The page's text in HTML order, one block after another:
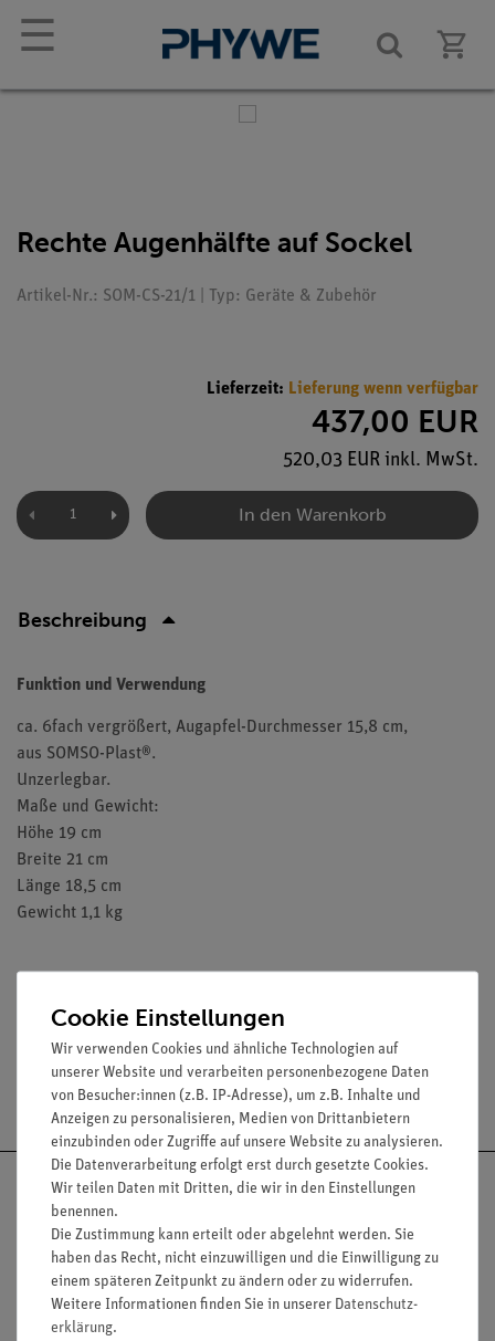
☰
Rechte Augenhälfte auf Sockel
Artikel-Nr.: SOM-CS-21/1 | Typ: Geräte & Zubehör
Lieferzeit: Lieferung wenn verfügbar
437,00 EUR
520,03 EUR inkl. MwSt.
In den Warenkorb
Beschreibung
Funktion und Verwendung
ca. 6fach vergrößert, Augapfel-Durchmesser 15,8 cm,
aus SOMSO-Plast®.
Unzerlegbar.
Maße und Gewicht:
Höhe 19 cm
Breite 21 cm
Länge 18,5 cm
Gewicht 1,1 kg
Versandkostenfrei ab 300,- €
Nach oben
Cookie Einstellungen
Wir verwenden Cookies und ähnliche Technologien auf
unserer Website und verarbeiten personenbezogene Daten
von Besucher:innen (z.B. IP-Adresse), um z.B. Inhalte und
Anzeigen zu personalisieren, Medien von Drittanbietern
einzubinden oder Zugriffe auf unsere Website zu analysieren.
Die Datenverarbeitung erfolgt erst durch gesetzte Cookies.
Wir teilen Daten mit Dritten, die wir in den Einstellungen
benennen.
Die Zustimmung kann erteilt oder abgelehnt werden. Sie
haben das Recht, nicht einzuwilligen und die Einwilligung zu
einem späteren Zeitpunkt zu ändern oder zu widerrufen.
Weitere Informationen finden Sie in unserer Daten­schutz­
erklärung.